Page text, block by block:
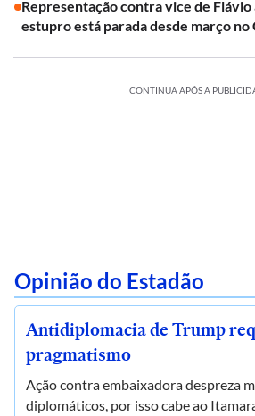
Representação contra vice de Flávio
estupro está parada desde março no
CONTINUA APÓS A
Opinião do Estadão
Antidiplomacia de Trump
pragmatismo
Ação contra embaixadora despreza
diplomáticos, por isso cabe ao